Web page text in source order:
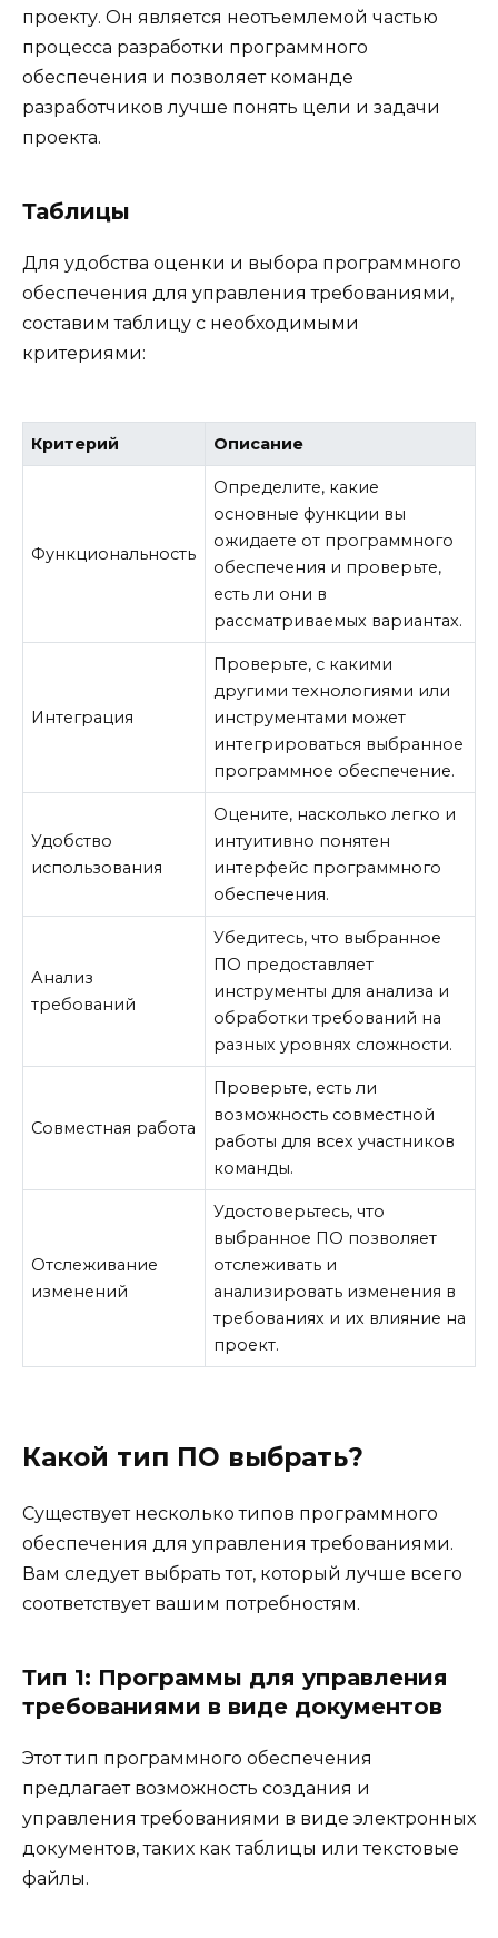
проекту. Он является неотъемлемой частью
процесса разработки программного
обеспечения и позволяет команде
разработчиков лучше понять цели и задачи
проекта.
Таблицы
Для удобства оценки и выбора программного
обеспечения для управления требованиями,
составим таблицу с необходимыми
критериями:
Критерий Описание
Функциональность
Определите, какие
основные функции вы
ожидаете от программного
обеспечения и проверьте,
есть ли они в
рассматриваемых вариантах.
Интеграция
Проверьте, с какими
другими технологиями или
инструментами может
интегрироваться выбранное
программное обеспечение.
Удобство
использования
Оцените, насколько легко и
интуитивно понятен
интерфейс программного
обеспечения.
Анализ
требований
Убедитесь, что выбранное
ПО предоставляет
инструменты для анализа и
обработки требований на
разных уровнях сложности.
Совместная работа
Проверьте, есть ли
возможность совместной
работы для всех участников
команды.
Отслеживание
изменений
Удостоверьтесь, что
выбранное ПО позволяет
отслеживать и
анализировать изменения в
требованиях и их влияние на
проект.
Какой тип ПО выбрать?
Существует несколько типов программного
обеспечения для управления требованиями.
Вам следует выбрать тот, который лучше всего
соответствует вашим потребностям.
Тип 1: Программы для управления
требованиями в виде документов
Этот тип программного обеспечения
предлагает возможность создания и
управления требованиями в виде электронных
документов, таких как таблицы или текстовые
файлы.